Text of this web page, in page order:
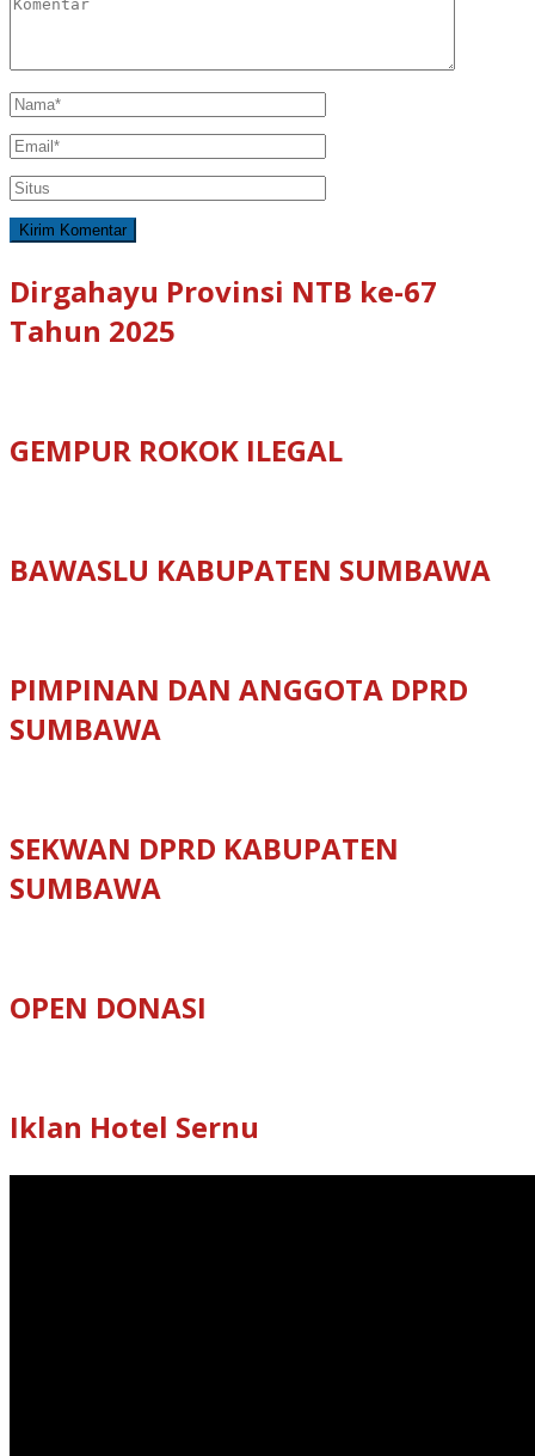
Dirgahayu Provinsi NTB ke-67
Tahun 2025
GEMPUR ROKOK ILEGAL
BAWASLU KABUPATEN SUMBAWA
PIMPINAN DAN ANGGOTA DPRD
SUMBAWA
SEKWAN DPRD KABUPATEN
SUMBAWA
OPEN DONASI
Iklan Hotel Sernu